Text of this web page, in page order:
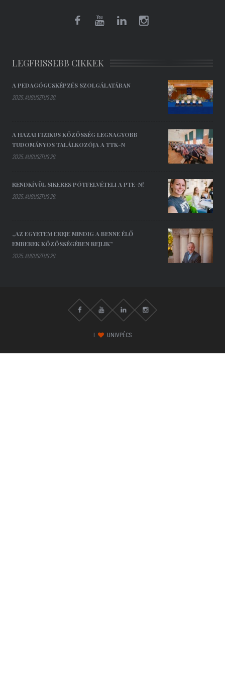
LEGFRISSEBB CIKKEK
A PEDAGÓGUSKÉPZÉS SZOLGÁLATÁBAN
2025. AUGUSZTUS 30.
A HAZAI FIZIKUS KÖZÖSSÉG LEGNAGYOBB
TUDOMÁNYOS TALÁLKOZÓJA A TTK-N
2025. AUGUSZTUS 29.
RENDKÍVÜL SIKERES PÓTFELVÉTELI A PTE-N!
2025. AUGUSZTUS 29.
„AZ EGYETEM EREJE MINDIG A BENNE ÉLŐ
EMBEREK KÖZÖSSÉGÉBEN REJLIK”
2025. AUGUSZTUS 29.
I UNIVPÉCS